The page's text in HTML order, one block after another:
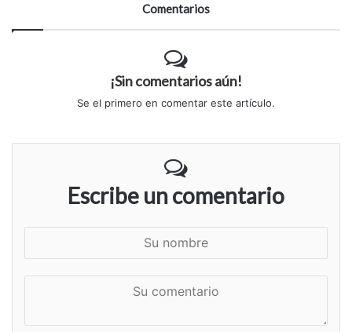
Comentarios
¡Sin comentarios aún!
Se el primero en comentar este artículo.
Escribe un comentario